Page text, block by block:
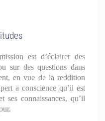
est d’éclairer des
sur des questions dans
en vue de la reddition
a conscience qu’il est
ses connaissances, qu’il